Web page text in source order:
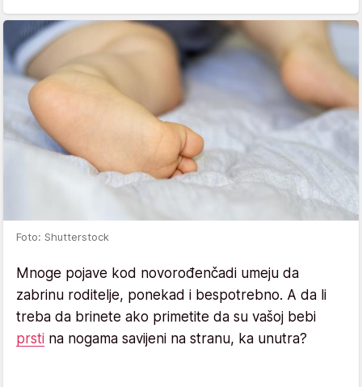
Foto: Shutterstock
Mnoge pojave kod novorođenčadi umeju da
zabrinu roditelje, ponekad i bespotrebno. A da li
treba da brinete ako primetite da su vašoj bebi
prsti na nogama savijeni na stranu, ka unutra?